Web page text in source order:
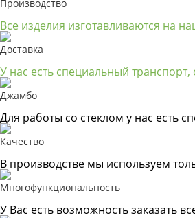
Производство
Все изделия изготавливаются на
Доставка
У нас есть специальный
Джамбо
Для работы со стеклом у нас есть
Качество
В производстве мы используем
Многофункциональность
У Вас есть возможность заказать